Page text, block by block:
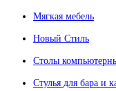
Мягкая мебель
Новый Стиль
Столы
Стулья для бара и